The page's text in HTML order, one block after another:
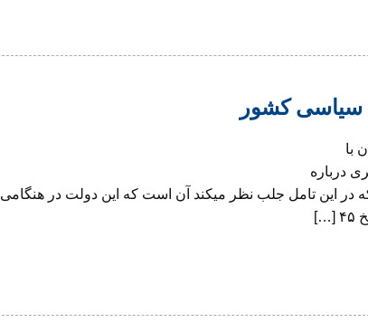
سیاسی کشور
با
درباره
در این تامل جلب نظر میکند آن است که این دولت در هنگامی